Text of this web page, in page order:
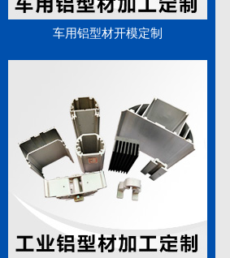
车用铝型材开模定制